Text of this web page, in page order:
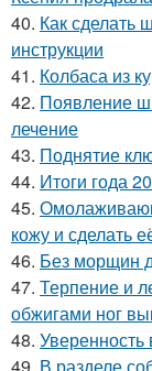
40. Как сделать
инструкции
41. Колбаса из
42. Появление
лечение
43. Поднятие
44. Итоги года
45.
кожу и сделать
46. Без морщин
47. Терпение и
обжигами ног
48. Уверенность